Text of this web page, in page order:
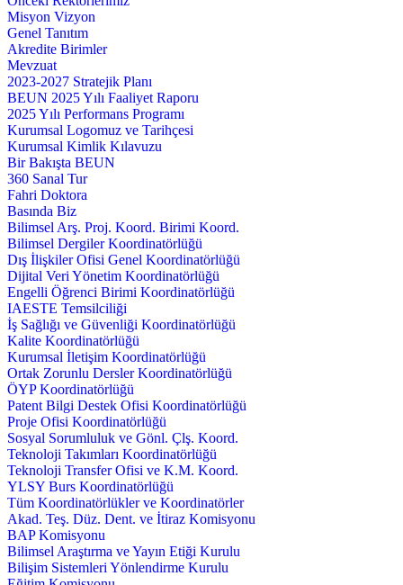
Misyon Vizyon
Genel Tanıtım
Akredite Birimler
Mevzuat
2023-2027 Stratejik Planı
BEUN 2025 Yılı Faaliyet Raporu
2025 Yılı Performans Programı
Kurumsal Logomuz ve Tarihçesi
Kurumsal Kimlik Kılavuzu
Bir Bakışta BEUN
360 Sanal Tur
Fahri Doktora
Basında Biz
Bilimsel Arş. Proj. Koord. Birimi Koord.
Bilimsel Dergiler Koordinatörlüğü
Dış İlişkiler Ofisi Genel Koordinatörlüğü
Dijital Veri Yönetim Koordinatörlüğü
Engelli Öğrenci Birimi Koordinatörlüğü
IAESTE Temsilciliği
İş Sağlığı ve Güvenliği Koordinatörlüğü
Kalite Koordinatörlüğü
Kurumsal İletişim Koordinatörlüğü
Ortak Zorunlu Dersler Koordinatörlüğü
ÖYP Koordinatörlüğü
Patent Bilgi Destek Ofisi Koordinatörlüğü
Proje Ofisi Koordinatörlüğü
Sosyal Sorumluluk ve Gönl. Çlş. Koord.
Teknoloji Takımları Koordinatörlüğü
Teknoloji Transfer Ofisi ve K.M. Koord.
YLSY Burs Koordinatörlüğü
Tüm Koordinatörlükler ve Koordinatörler
Akad. Teş. Düz. Dent. ve İtiraz Komisyonu
BAP Komisyonu
Bilimsel Araştırma ve Yayın Etiği Kurulu
Bilişim Sistemleri Yönlendirme Kurulu